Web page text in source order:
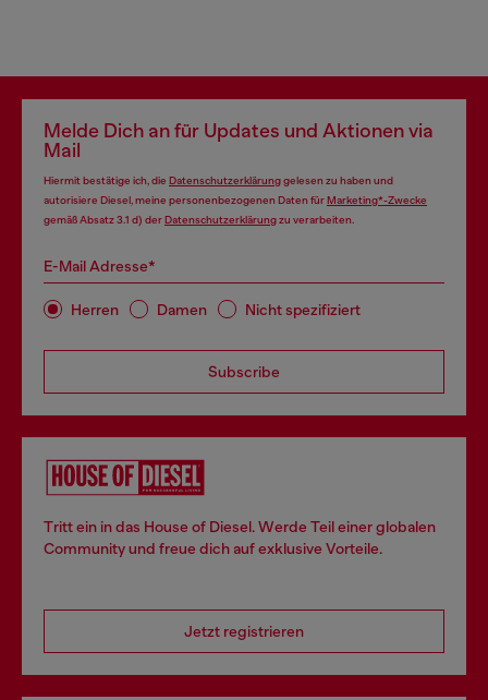
Melde Dich an für Updates und Aktionen via
Mail
Hiermit bestätige ich, die Datenschutzerklärunggelesen zu haben und
autorisiere Diesel, meine personenbezogenen Daten fürMarketing*-Zwecke
gemäß Absatz 3.1 d) derDatenschutzerklärungzu verarbeiten.
E-Mail Adresse*
Herren Damen Nicht spezifiziert
Subscribe
Tritt ein in das House of Diesel. Werde Teil einer globalen
Community und freue dich auf exklusive Vorteile.
Jetzt registrieren